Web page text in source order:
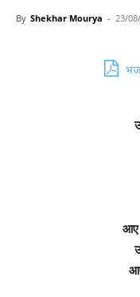
By Shekhar Mourya - 23/
आए